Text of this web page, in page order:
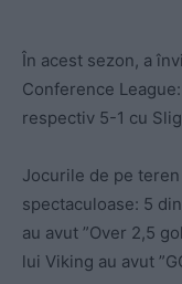
În acest sezon, a
Conference
respectiv 5-1 cu
Jocurile de pe
spectaculoase: 5
au avut ”Over 2,5
lui Viking au avut